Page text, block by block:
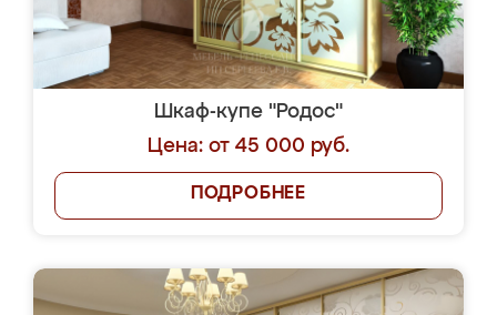
Шкаф-купе "Родос"
Цена: от 45 000 руб.
ПОДРОБНЕЕ